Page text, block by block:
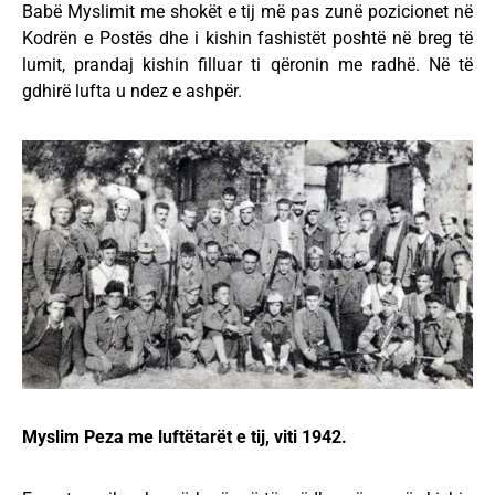
Babë Myslimit me shokët e tij më pas zunë pozicionet në
Kodrën e Postës dhe i kishin fashistët poshtë në breg të
lumit, prandaj kishin filluar ti qëronin me radhë. Në të
gdhirë lufta u ndez e ashpër.
Myslim Peza me luftëtarët e tij, viti 1942.